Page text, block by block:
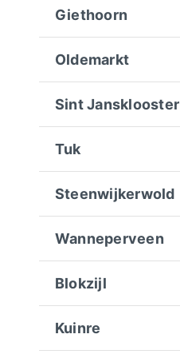
Giethoorn
Oldemarkt
Sint Jansklooster
Tuk
Steenwijkerwold
Wanneperveen
Blokzijl
Kuinre